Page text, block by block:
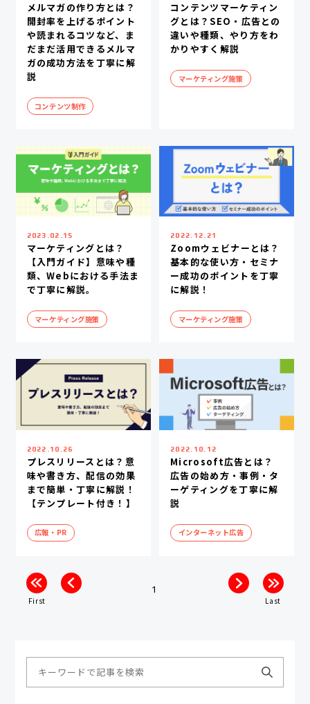
メルマガの作り方とは？
開封率を上げるポイント
や読まれるコツなど、ま
だまだ活用できるメルマ
ガの成功方法を丁寧に解
説
コンテンツ制作
コンテンツマーケティン
グとは？SEO・広告との
違いや種類、やり方をわ
かりやすく解説
マーケティング施策
2023.02.15
マーケティングとは？
【入門ガイド】意味や種
類、Webにおける手法ま
で丁寧に解説。
マーケティング施策
2022.12.21
Zoomウェビナーとは？
基本的な使い方・セミナ
ー成功のポイントを丁寧
に解説！
マーケティング施策
2022.10.26
プレスリリースとは？意
味や書き方、配信の効果
まで簡単・丁寧に解説！
【テンプレート付き！】
広報・PR
2022.10.12
Microsoft広告とは？
広告の始め方・事例・タ
ーゲティングを丁寧に解
説
インターネット広告
First
1
Last